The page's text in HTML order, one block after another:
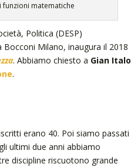
matematiche
Politica (DESP)
Bocconi Milano, inaugura il 2018
. Abbiamo chiesto a Gian Italo
.
erano 40. Poi siamo passati
ultimi due anni abbiamo
discipline riscuotono grande